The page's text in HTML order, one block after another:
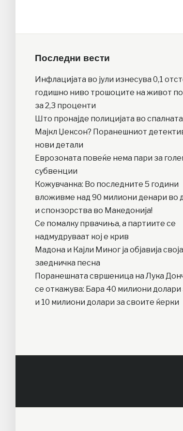
Последни вести
Инфлацијата во јули изнесува 0,1
годишно ниво трошоците на живот
за 2,3 проценти
Што пронајде полицијата во
Мајкл Џексон? Поранешниот
нови детали
Еврозоната повеќе нема пари за
субвенции
Кожувчанка: Во последните 5 години
вложивме над 90 милиони денари во
и спонзорства во Македонија!
Се помалку првачиња, а партиите се
надмудруваат кој е крив
Мадона и Кајли Миног ја објавија
заедничка песна
Поранешната свршеница на Лука
се откажува: Бара 40 милиони долари
и 10 милиони долари за своите ќерки